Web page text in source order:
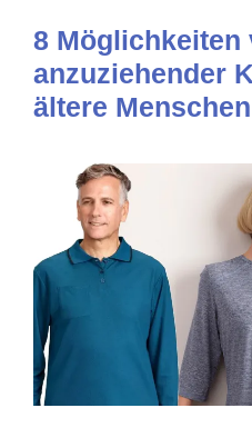
8 Möglichkeiten
anzuziehender
ältere Menschen